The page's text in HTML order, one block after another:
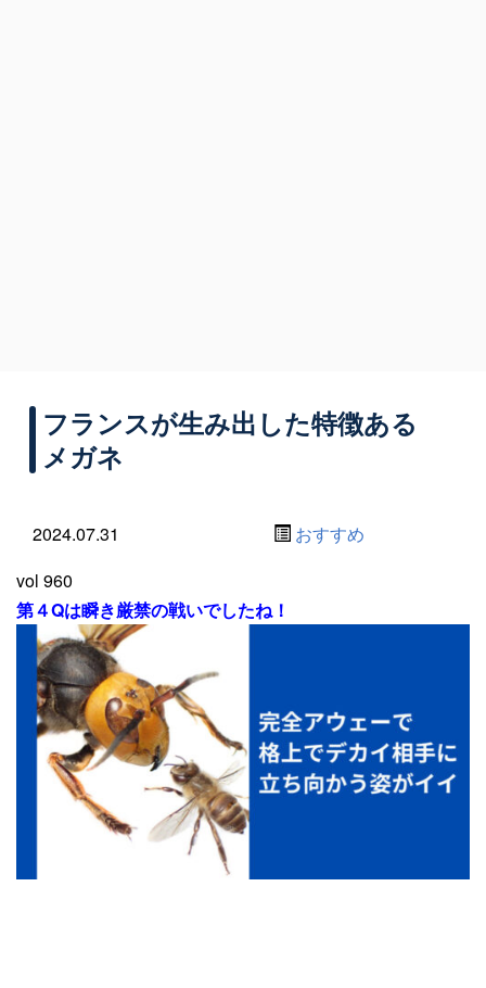
フランスが生み出した特徴ある
メガネ
2024.07.31
おすすめ
vol 960
第４Qは瞬き厳禁の戦いでしたね！